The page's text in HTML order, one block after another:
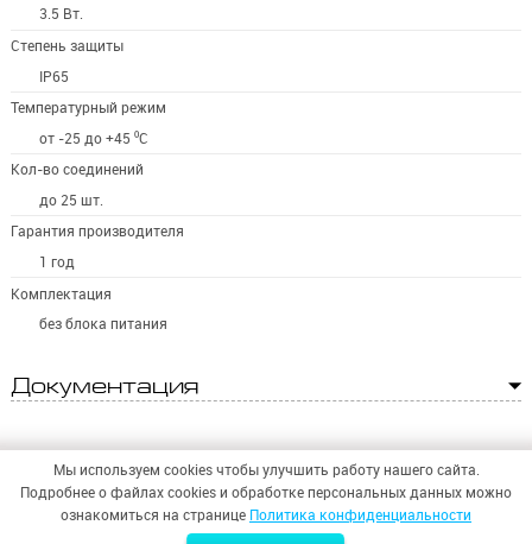
3.5 Вт.
Степень защиты
IP65
Температурный режим
от -25 до +45 ⁰С
Кол-во соединений
до 25 шт.
Гарантия производителя
1 год
Комплектация
без блока питания
Документация
Мы используем cookies чтобы улучшить работу нашего сайта.
Подробнее о файлах cookies и обработке персональных данных можно
ознакомиться на странице Политика конфиденциальности